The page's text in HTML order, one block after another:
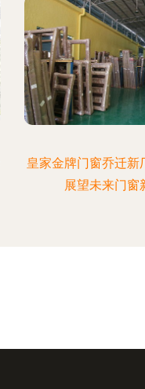
皇家金牌门窗乔迁新
展望未来门窗